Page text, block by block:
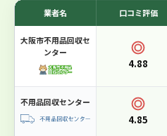
業者名 口コミ評価
大阪市不用品回収セ
ンター
4.88
不用品回収センター
4.85